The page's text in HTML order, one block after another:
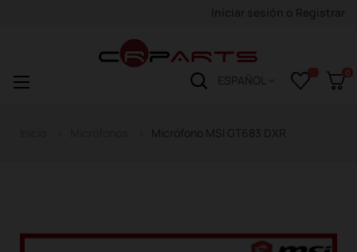
ESPAÑOL
0
Navegación
☰